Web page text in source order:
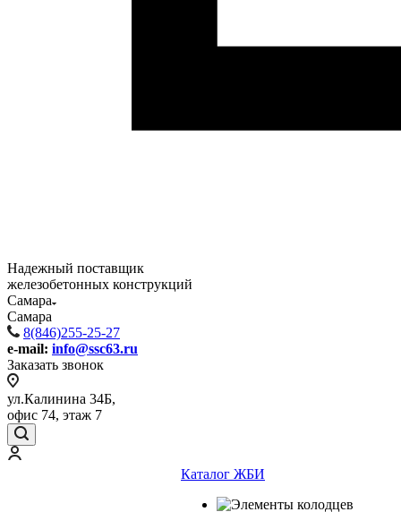
Надежный поставщик
железобетонных конструкций
Самара
Самара
8(846)255-25-27
e-mail: info@ssc63.ru
Заказать звонок
ул.Калинина 34Б,
офис 74, этаж 7
Каталог ЖБИ